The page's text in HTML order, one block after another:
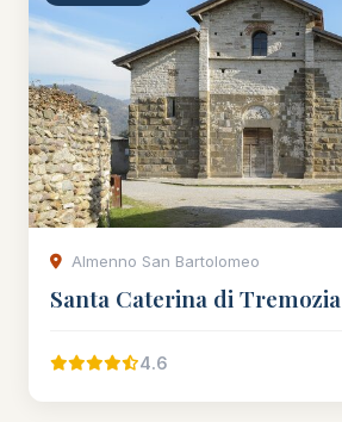
Almenno San Bartolomeo
Santa Caterina di Tremozia
4.6